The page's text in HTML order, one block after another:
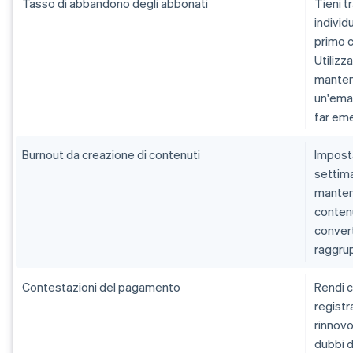
Tasso di abbandono degli abbonati
Tieni
primo
far
Burnout da creazione di contenuti
Contestazioni del pagamento
Rendi
dubbi